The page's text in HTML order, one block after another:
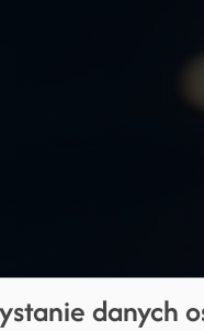
danych